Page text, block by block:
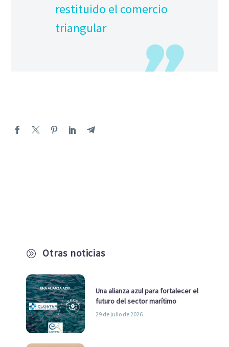
A Otras noticias
Una alianza azul para fortalecer el
futuro del sector marítimo
29 de julio de 2026
restituido el comercio
triangular